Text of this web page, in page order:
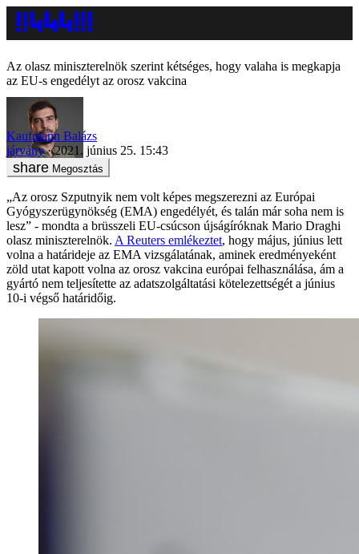
Az olasz miniszterelnök szerint kétséges, hogy valaha is megkapja
az EU-s engedélyt az orosz vakcina
Kaufmann Balázs
járvány
2021. június 25. 15:43
Megosztás
„Az orosz Szputnyik nem volt képes megszerezni az Európai
Gyógyszerügynökség (EMA) engedélyét, és talán már soha nem is
lesz” - mondta a brüsszeli EU-csúcson újságíróknak Mario Draghi
olasz miniszterelnök. A Reuters emlékeztet, hogy május, június lett
volna a határideje az EMA vizsgálatának, aminek eredményeként
zöld utat kapott volna az orosz vakcina európai felhasználása, ám a
gyártó nem teljesítette az adatszolgáltatási kötelezettségét a június
10-i végső határidőig.